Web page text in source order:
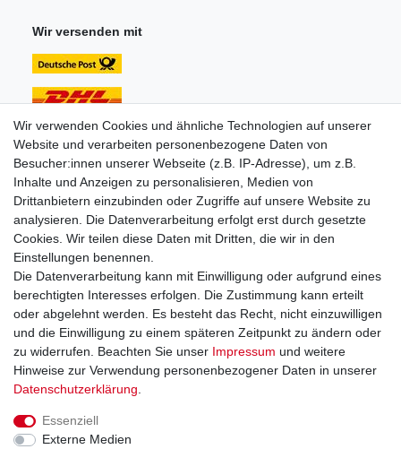
Wir versenden mit
Unsere Zahlungsarten:
Sie erreichen uns unter:
+49 (0)681 5846576
Montag bis Freitag
9.00 - 16.00 Uhr
Impressum
Wir verwenden Cookies und ähnliche Technologien auf unserer
Website und verarbeiten personenbezogene Daten von
Besucher:innen unserer Webseite (z.B. IP-Adresse), um z.B.
Inhalte und Anzeigen zu personalisieren, Medien von
Drittanbietern einzubinden oder Zugriffe auf unsere Website zu
analysieren. Die Datenverarbeitung erfolgt erst durch gesetzte
Cookies. Wir teilen diese Daten mit Dritten, die wir in den
Einstellungen benennen.
Die Datenverarbeitung kann mit Einwilligung oder aufgrund eines
berechtigten Interesses erfolgen. Die Zustimmung kann erteilt
oder abgelehnt werden. Es besteht das Recht, nicht einzuwilligen
und die Einwilligung zu einem späteren Zeitpunkt zu ändern oder
zu widerrufen. Beachten Sie unser Impressum und weitere
Hinweise zur Verwendung personenbezogener Daten in unserer
Daten­schutz­erklärung
Essenziell
Externe Medien